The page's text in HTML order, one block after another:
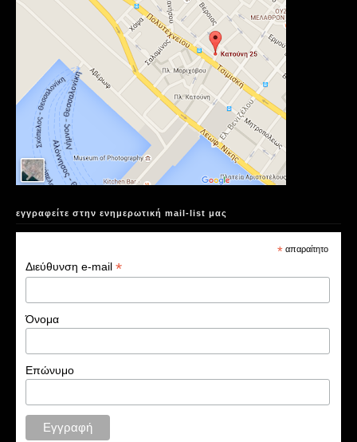
εγγραφείτε στην ενημερωτική mail-list μας
* απαραίτητο
Διεύθυνση e-mail*
Όνομα
Επώνυμο